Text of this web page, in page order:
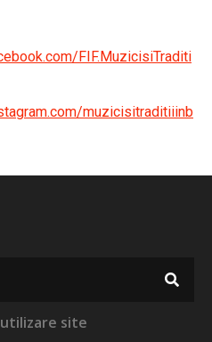
FIF.MuzicisiTraditi
muzicisitraditiiinb
site